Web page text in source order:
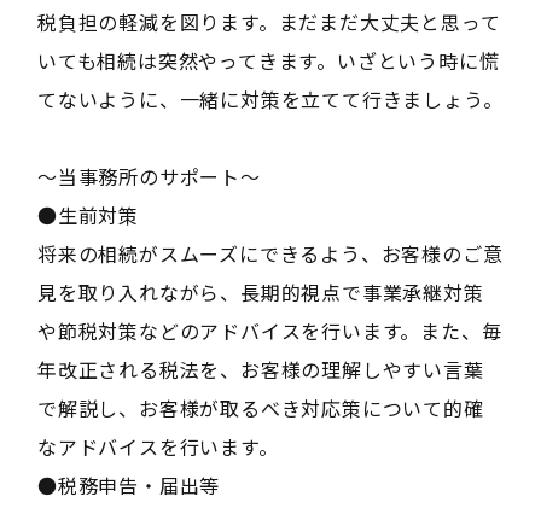
税負担の軽減を図ります。まだまだ大丈夫と思って
いても相続は突然やってきます。いざという時に慌
てないように、一緒に対策を立てて行きましょう。
〜当事務所のサポート〜
●生前対策
将来の相続がスムーズにできるよう、お客様のご意
見を取り入れながら、長期的視点で事業承継対策
や節税対策などのアドバイスを行います。また、毎
年改正される税法を、お客様の理解しやすい言葉
で解説し、お客様が取るべき対応策について的確
なアドバイスを行います。
●税務申告・届出等